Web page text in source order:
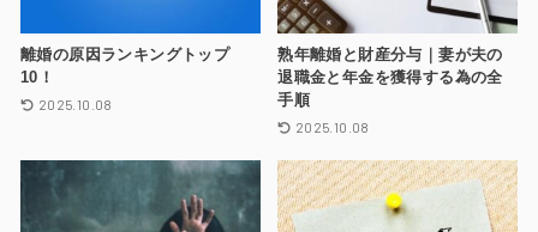
離婚の原因ランキングトップ
10！
2025.10.08
熟年離婚と財産分与｜妻が夫の
退職金と年金を獲得する為の全
手順
2025.10.08